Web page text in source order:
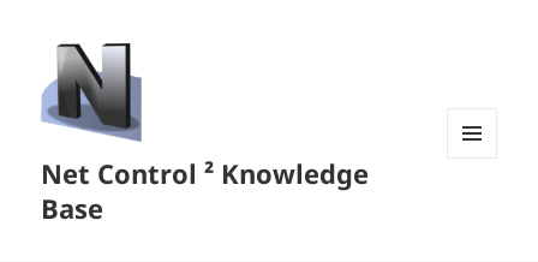
Net Control ² Knowledge
Base